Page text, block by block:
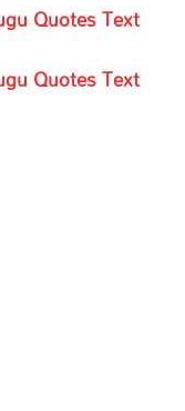
Quotes Text
Quotes Text